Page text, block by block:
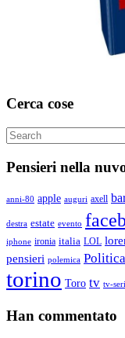
Cerca cose
Search
for:
Pensieri nella
anni-80 apple auguri axell
destra estate evento
iphone ironia italia LOL
pensieri polemica Politica
torino Toro tv tv-
Han commentato